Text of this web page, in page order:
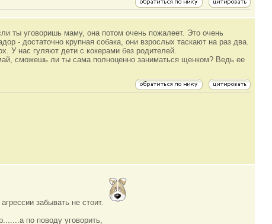
ты уговоришь маму, она потом очень пожалеет. Это очень
- достаточно крупная собака, они взрослых таскают на раз два.
У нас гуляют дети с кокерами без родителей.
сможешь ли ты сама полноценно заниматься щенком? Ведь ее
забывать не стоит.
по поводу уговорить,